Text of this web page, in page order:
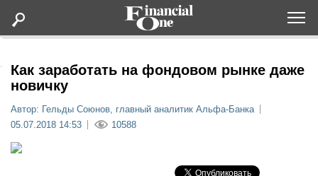
Статьи
Как заработать на фондовом рынке даже
новичку
Автор: Гельды Союнов, главный аналитик Альфа-Банка
05.07.2018 14:53
10588